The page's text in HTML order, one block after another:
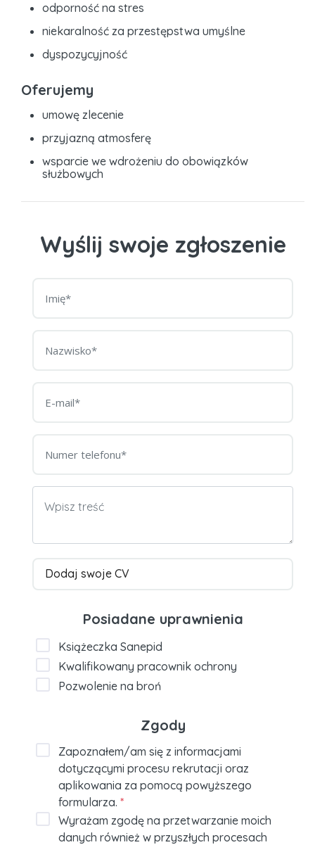
odporność na stres
niekaralność za przestępstwa umyślne
dyspozycyjność
Oferujemy
umowę zlecenie
przyjazną atmosferę
wsparcie we wdrożeniu do obowiązków
służbowych
Wyślij swoje zgłoszenie
Dodaj swoje CV
Posiadane uprawnienia
Książeczka Sanepid
Kwalifikowany pracownik ochrony
Pozwolenie na broń
Zgody
Zapoznałem/am się z informacjami
dotyczącymi procesu rekrutacji oraz
aplikowania za pomocą powyższego
formularza. *
Wyrażam zgodę na przetwarzanie moich
danych również w przyszłych procesach